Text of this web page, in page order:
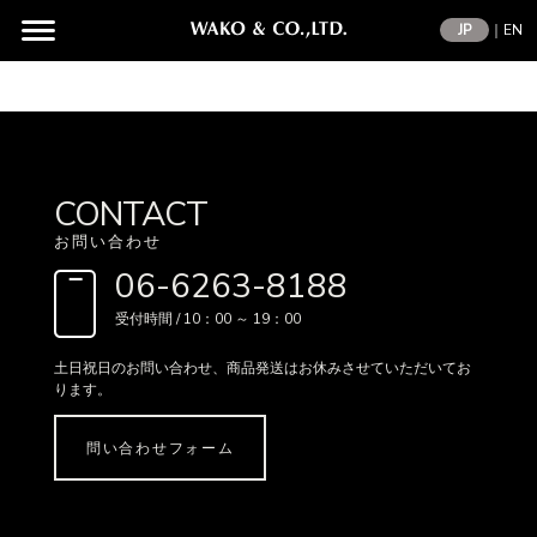
JP ｜ EN
CONTACT
お問い合わせ
06-6263-8188
受付時間 / 10：00 ～ 19：00
土日祝日のお問い合わせ、 商品発送はお休みさせていただいてお
ります。
問い合わせフォーム